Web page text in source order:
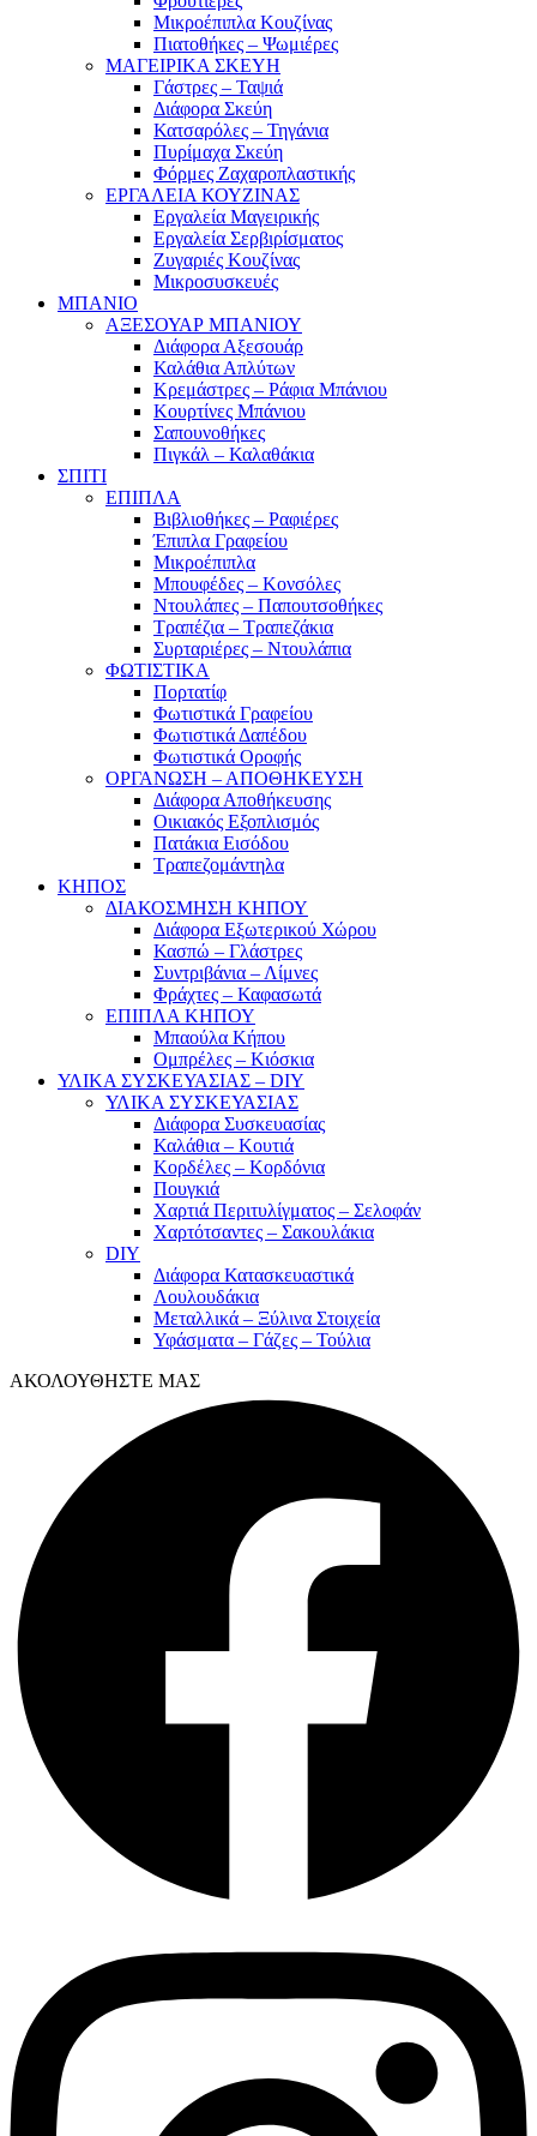
Μικροέπιπλα Κουζίνας
Πιατοθήκες – Ψωμιέρες
ΜΑΓΕΙΡΙΚΑ ΣΚΕΥΗ
Γάστρες – Ταψιά
Διάφορα Σκεύη
Κατσαρόλες – Τηγάνια
Πυρίμαχα Σκεύη
Φόρμες Ζαχαροπλαστικής
ΕΡΓΑΛΕΙΑ ΚΟΥΖΙΝΑΣ
Εργαλεία Μαγειρικής
Εργαλεία Σερβιρίσματος
Ζυγαριές Κουζίνας
Μικροσυσκευές
ΜΠΑΝΙΟ
ΑΞΕΣΟΥΑΡ ΜΠΑΝΙΟΥ
Διάφορα Αξεσουάρ
Καλάθια Απλύτων
Κρεμάστρες – Ράφια Μπάνιου
Κουρτίνες Μπάνιου
Σαπουνοθήκες
Πιγκάλ – Καλαθάκια
ΣΠΙΤΙ
ΕΠΙΠΛΑ
Βιβλιοθήκες – Ραφιέρες
Έπιπλα Γραφείου
Μικροέπιπλα
Μπουφέδες – Κονσόλες
Ντουλάπες – Παπουτσοθήκες
Τραπέζια – Τραπεζάκια
Συρταριέρες – Ντουλάπια
ΦΩΤΙΣΤΙΚΑ
Πορτατίφ
Φωτιστικά Γραφείου
Φωτιστικά Δαπέδου
Φωτιστικά Οροφής
ΟΡΓΑΝΩΣΗ – ΑΠΟΘΗΚΕΥΣΗ
Διάφορα Αποθήκευσης
Οικιακός Εξοπλισμός
Πατάκια Εισόδου
Τραπεζομάντηλα
ΚΗΠΟΣ
ΔΙΑΚΟΣΜΗΣΗ ΚΗΠΟΥ
Διάφορα Εξωτερικού Χώρου
Κασπώ – Γλάστρες
Συντριβάνια – Λίμνες
Φράχτες – Καφασωτά
ΕΠΙΠΛΑ ΚΗΠΟΥ
Μπαούλα Κήπου
Ομπρέλες – Κιόσκια
ΥΛΙΚΑ ΣΥΣΚΕΥΑΣΙΑΣ – DIY
ΥΛΙΚΑ ΣΥΣΚΕΥΑΣΙΑΣ
Διάφορα Συσκευασίας
Καλάθια – Κουτιά
Κορδέλες – Κορδόνια
Πουγκιά
Χαρτιά Περιτυλίγματος – Σελοφάν
Χαρτότσαντες – Σακουλάκια
DIY
Διάφορα Κατασκευαστικά
Λουλουδάκια
Μεταλλικά – Ξύλινα Στοιχεία
Υφάσματα – Γάζες – Τούλια
ΑΚΟΛΟΥΘΗΣΤΕ ΜΑΣ